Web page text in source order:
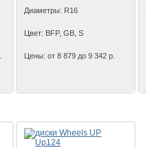
Диаметры: R16
Цвет: BFP, GB, S
Цены: от 8 879 до 9 342 р.